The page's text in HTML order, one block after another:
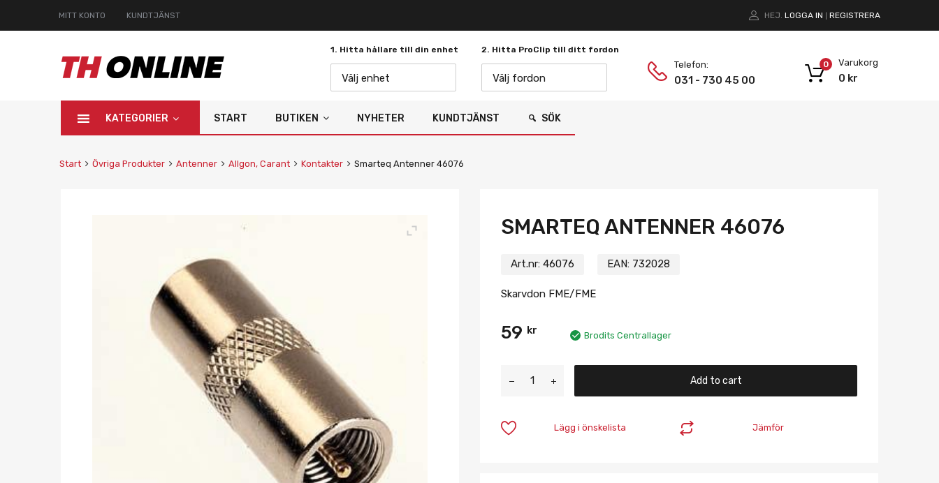
MITT KONTO KUNDTJÄNST HEJ. LOGGA IN REGISTRERA
1. Hitta hållare till din enhet
Välj enhet
2. Hitta ProClip till ditt fordon
Välj fordon
Telefon:
031 - 730 45 00
Varukorg
0 kr
0
KATEGORIER START BUTIKEN NYHETER KUNDTJÄNST SÖK
Start Övriga Produkter Antenner Allgon, Carant Kontakter Smarteq Antenner 46076
SMARTEQ ANTENNER 46076
Art.nr: 46076 EAN: 732028
Skarvdon FME/FME
59 kr Brodits Centrallager
Add to cart
Jämför
Lägg i önskelista